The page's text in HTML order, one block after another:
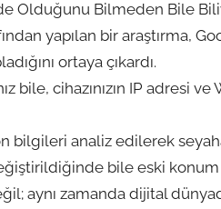
Olduğunu Bilmeden Bile
yapılan bir araştırma,
ortaya çıkardı.
bile, cihazınızın IP adresi
bilgileri analiz edilerek
bile eski
aynı zamanda dijital